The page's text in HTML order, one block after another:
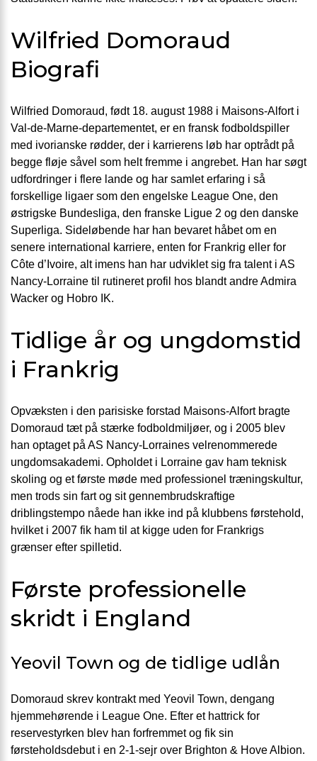
Wilfried Domoraud
Biografi
Wilfried Domoraud, født 18. august 1988 i Maisons-Alfort i
Val-de-Marne-departementet, er en fransk fodboldspiller
med ivorianske rødder, der i karrierens løb har optrådt på
begge fløje såvel som helt fremme i angrebet. Han har søgt
udfordringer i flere lande og har samlet erfaring i så
forskellige ligaer som den engelske League One, den
østrigske Bundesliga, den franske Ligue 2 og den danske
Superliga. Sideløbende har han bevaret håbet om en
senere international karriere, enten for Frankrig eller for
Côte d’Ivoire, alt imens han har udviklet sig fra talent i AS
Nancy-Lorraine til rutineret profil hos blandt andre Admira
Wacker og Hobro IK.
Tidlige år og ungdomstid
i Frankrig
Opvæksten i den parisiske forstad Maisons-Alfort bragte
Domoraud tæt på stærke fodboldmiljøer, og i 2005 blev
han optaget på AS Nancy-Lorraines velrenommerede
ungdomsakademi. Opholdet i Lorraine gav ham teknisk
skoling og et første møde med professionel træningskultur,
men trods sin fart og sit gennembrudskraftige
driblingstempo nåede han ikke ind på klubbens førstehold,
hvilket i 2007 fik ham til at kigge uden for Frankrigs
grænser efter spilletid.
Første professionelle
skridt i England
Yeovil Town og de tidlige udlån
Domoraud skrev kontrakt med Yeovil Town, dengang
hjemmehørende i League One. Efter et hattrick for
reservestyrken blev han forfremmet og fik sin
førsteholdsdebut i en 2-1-sejr over Brighton & Hove Albion.